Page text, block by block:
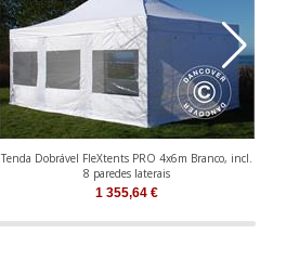
Tenda Dobrável FleXtents PRO 4x6m Branco, incl.
8 paredes laterais
1 355,64 €